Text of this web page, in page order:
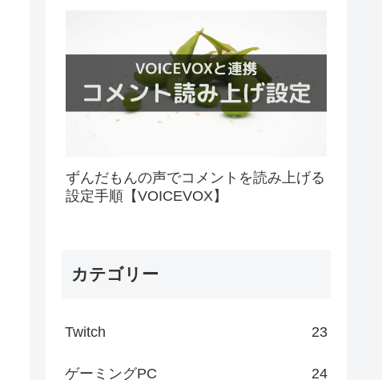
ずんだもんの声でコメントを読み上げる
設定手順【VOICEVOX】
カテゴリー
Twitch 23
ゲーミングPC 24